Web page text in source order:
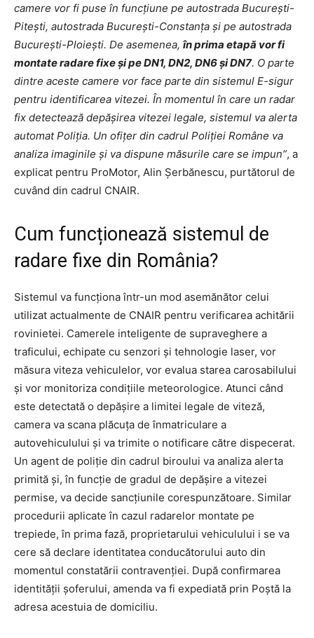
camere vor fi puse în funcțiune pe autostrada București-
Pitești, autostrada București-Constanța și pe autostrada
București-Ploiești. De asemenea, în prima etapă vor fi
montate radare fixe și pe DN1, DN2, DN6 și DN7. O parte
dintre aceste camere vor face parte din sistemul E-sigur
pentru identificarea vitezei. În momentul în care un radar
fix detectează depășirea vitezei legale, sistemul va alerta
automat Poliția. Un ofițer din cadrul Poliției Române va
analiza imaginile și va dispune măsurile care se impun”, a
explicat pentru ProMotor, Alin Șerbănescu, purtătorul de
cuvând din cadrul CNAIR.
Cum funcționează sistemul de
radare fixe din România?
Sistemul va funcționa într-un mod asemănător celui
utilizat actualmente de CNAIR pentru verificarea achitării
rovinietei. Camerele inteligente de supraveghere a
traficului, echipate cu senzori și tehnologie laser, vor
măsura viteza vehiculelor, vor evalua starea carosabilului
și vor monitoriza condițiile meteorologice. Atunci când
este detectată o depășire a limitei legale de viteză,
camera va scana plăcuța de înmatriculare a
autovehiculului și va trimite o notificare către dispecerat.
Un agent de poliție din cadrul biroului va analiza alerta
primită și, în funcție de gradul de depășire a vitezei
permise, va decide sancțiunile corespunzătoare. Similar
procedurii aplicate în cazul radarelor montate pe
trepiede, în prima fază, proprietarului vehiculului i se va
cere să declare identitatea conducătorului auto din
momentul constatării contravenției. După confirmarea
identității șoferului, amenda va fi expediată prin Poștă la
adresa acestuia de domiciliu.